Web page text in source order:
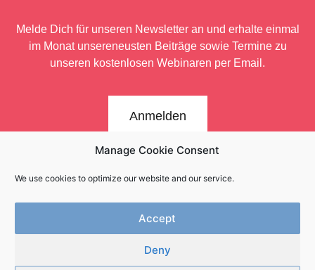
Manage Cookie Consent
We use cookies to optimize our website and our service.
Accept
Deny
Melde Dich für unseren Newsletter an und erhalte einmal
im Monat unsereneusten Beiträge sowie Termine zu
unseren kostenlosen Webinaren per Email.
Anmelden
Impressum